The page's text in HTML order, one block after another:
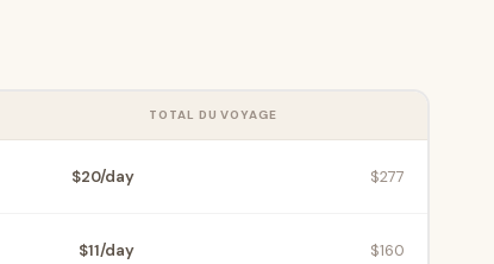
TOTAL DU VOYAGE
$20/day $277
$11/day $160